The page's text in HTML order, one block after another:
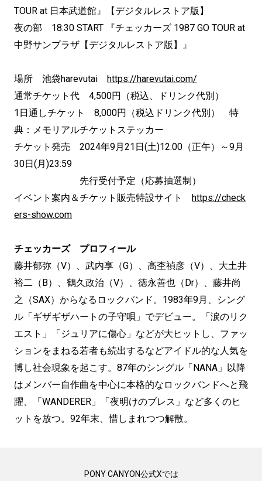
TOUR at 日本武道館』【デジタルレストア版】
夜の部 18:30 START 『チェッカーズ 1987 GO TOUR at
中野サンプラザ【デジタルレストア版】』
場所 池袋harevutai https://harevutai.com/
通常チケット代 4,500円（税込、ドリンク代別）
1日通しチケット 8,000円（税込ドリンク代別） 特
典：メモリアルチケットステッカー
チケット発売 2024年9月21日(土)12:00（正午）～9月
30日(月)23:59
先行受付予定（応募抽選制）
イベント案内＆チケット販売特設サイト https://check
ers-show.com
チェッカーズ プロフィール
藤井郁弥（V）、武内享（G）、高杢禎彦（V）、大土井
裕二（B）、鶴久政治（V）、徳永善也（Dr）、藤井尚
之（SAX）からなるロックバンド。1983年9月、シング
ル「ギザギザハートの子守唄」でデビュー。「涙のリク
エスト」「ジュリアに傷心」などが大ヒットし、ファッ
ションをまねる若者も続出するなどアイドル的な人気を
博し社会現象を起こす。87年のシングル「NANA」以降
はメンバー自作曲を中心に本格的なロックバンドへと飛
躍、「WANDERER」「夜明けのブレス」など多くのヒ
ットを放つ。92年末、惜しまれつつ解散。
PONY CANYON公式Xでは